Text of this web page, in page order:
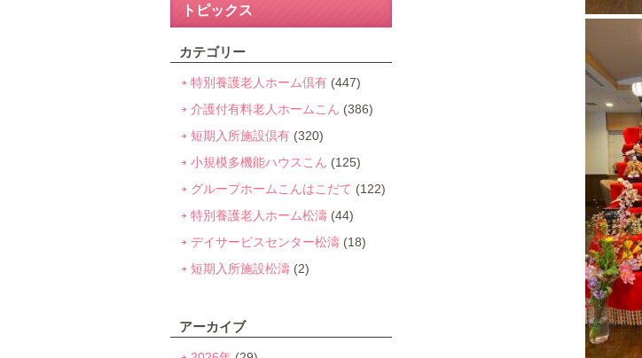
トピックス
カテゴリー
特別養護老人ホーム倶有 (447)
介護付有料老人ホームこん (386)
短期入所施設倶有 (320)
小規模多機能ハウスこん (125)
グループホームこんはこだて (122)
特別養護老人ホーム松濤 (44)
デイサービスセンター松濤 (18)
短期入所施設松濤 (2)
アーカイブ